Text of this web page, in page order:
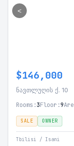
<
$146,000
ნავთლუღის ქ. 10
Rooms:3Floor:9
SALE OWNER
Tbilisi / Isani